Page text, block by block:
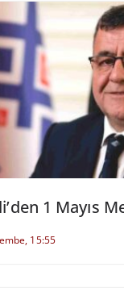
1 Mayıs
15:55